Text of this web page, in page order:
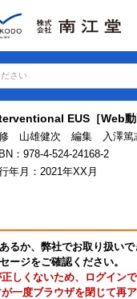
さい
EUS［Web動
山雄健次 編集 入澤篤
：978-4-524-24168-2
年月：2021年XX月
るか、弊社でお取り扱い
ージをご確認ください。
しくないため、ログイン
一度ブラウザを閉じて再